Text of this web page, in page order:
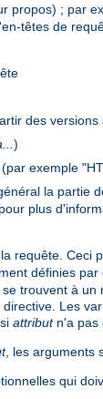
propos) ; par
têtes de
des
)
exemple
la partie
pour plus
requête. Ceci
définies par
trouvent à
Les
attributn'a pas
, les arguments
qui